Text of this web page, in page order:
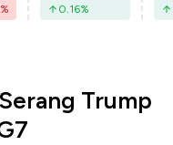
% 0.16%
Trump